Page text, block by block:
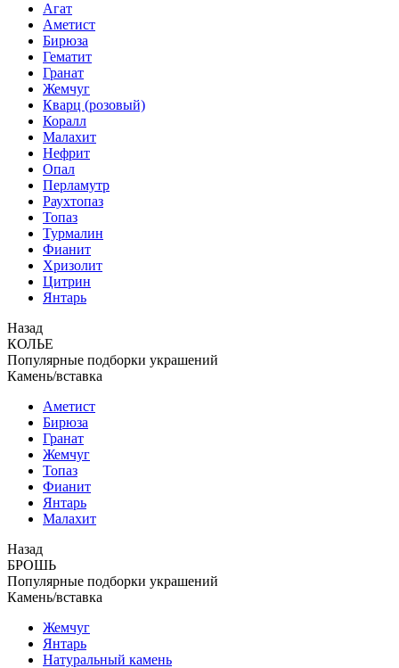
Агат
Аметист
Бирюза
Гематит
Гранат
Жемчуг
Кварц (розовый)
Коралл
Малахит
Нефрит
Опал
Перламутр
Раухтопаз
Топаз
Турмалин
Фианит
Хризолит
Цитрин
Янтарь
Назад
КОЛЬЕ
Популярные подборки украшений
Камень/вставка
Аметист
Бирюза
Гранат
Жемчуг
Топаз
Фианит
Янтарь
Малахит
Назад
БРОШЬ
Популярные подборки украшений
Камень/вставка
Жемчуг
Янтарь
Натуральный камень